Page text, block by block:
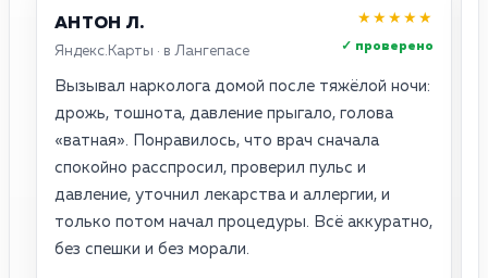
АНТОН Л.
Яндекс.Карты · в Лангепасе
★★★★★
✓ проверено
Вызывал нарколога домой после тяжёлой ночи:
дрожь, тошнота, давление прыгало, голова
«ватная». Понравилось, что врач сначала
спокойно расспросил, проверил пульс и
давление, уточнил лекарства и аллергии, и
только потом начал процедуры. Всё аккуратно,
без спешки и без морали.